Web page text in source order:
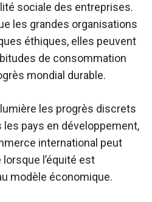
sociale des entreprises.
les grandes organisations
éthiques, elles peuvent
de consommation
mondial durable.
les progrès discrets
pays en développement,
international peut
l’équité est
modèle économique.